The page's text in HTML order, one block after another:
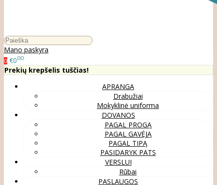
Mano paskyra
0 €000
Prekių krepšelis tuščias!
APRANGA
Drabužiai
Mokyklinė uniforma
DOVANOS
PAGAL PROGĄ
PAGAL GAVĖJĄ
PAGAL TIPĄ
PASIDARYK PATS
VERSLUI
Rūbai
PASLAUGOS